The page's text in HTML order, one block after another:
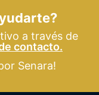
a través de
contacto.
Senara!